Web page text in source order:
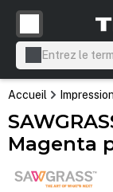
principal
Accueil
Magenta